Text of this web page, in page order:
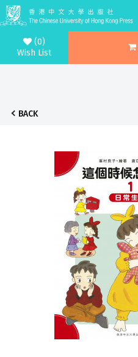
(0)
Wish List
BACK